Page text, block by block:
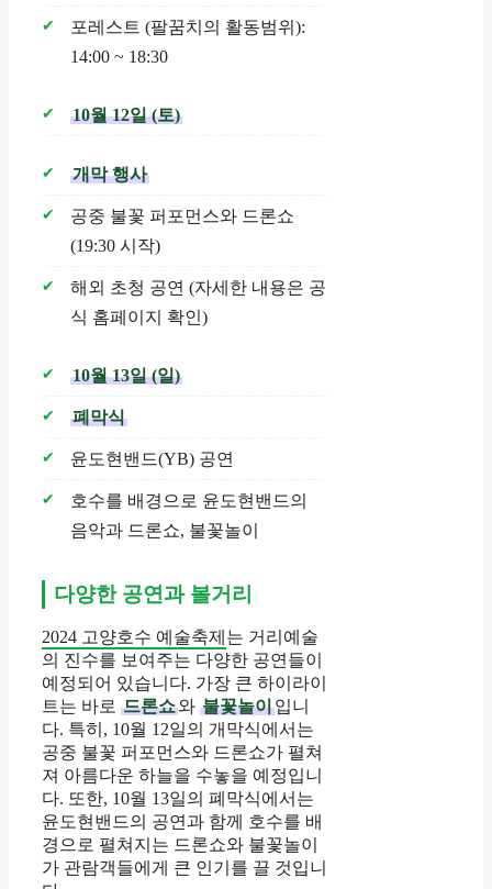
포레스트 (팔꿈치의 활동범위):
14:00 ~ 18:30
10월 12일 (토)
개막 행사
공중 불꽃 퍼포먼스와 드론쇼
(19:30 시작)
해외 초청 공연 (자세한 내용은 공
식 홈페이지 확인)
10월 13일 (일)
폐막식
윤도현밴드(YB) 공연
호수를 배경으로 윤도현밴드의
음악과 드론쇼, 불꽃놀이
다양한 공연과 볼거리
2024 고양호수 예술축제 는 거리예술
의 진수를 보여주는 다양한 공연들이
예정되어 있습니다. 가장 큰 하이라이
트는 바로 드론쇼와 불꽃놀이입니
다. 특히, 10월 12일의 개막식에서는
공중 불꽃 퍼포먼스와 드론쇼가 펼쳐
져 아름다운 하늘을 수놓을 예정입니
다. 또한, 10월 13일의 폐막식에서는
윤도현밴드의 공연과 함께 호수를 배
경으로 펼쳐지는 드론쇼와 불꽃놀이
가 관람객들에게 큰 인기를 끌 것입니